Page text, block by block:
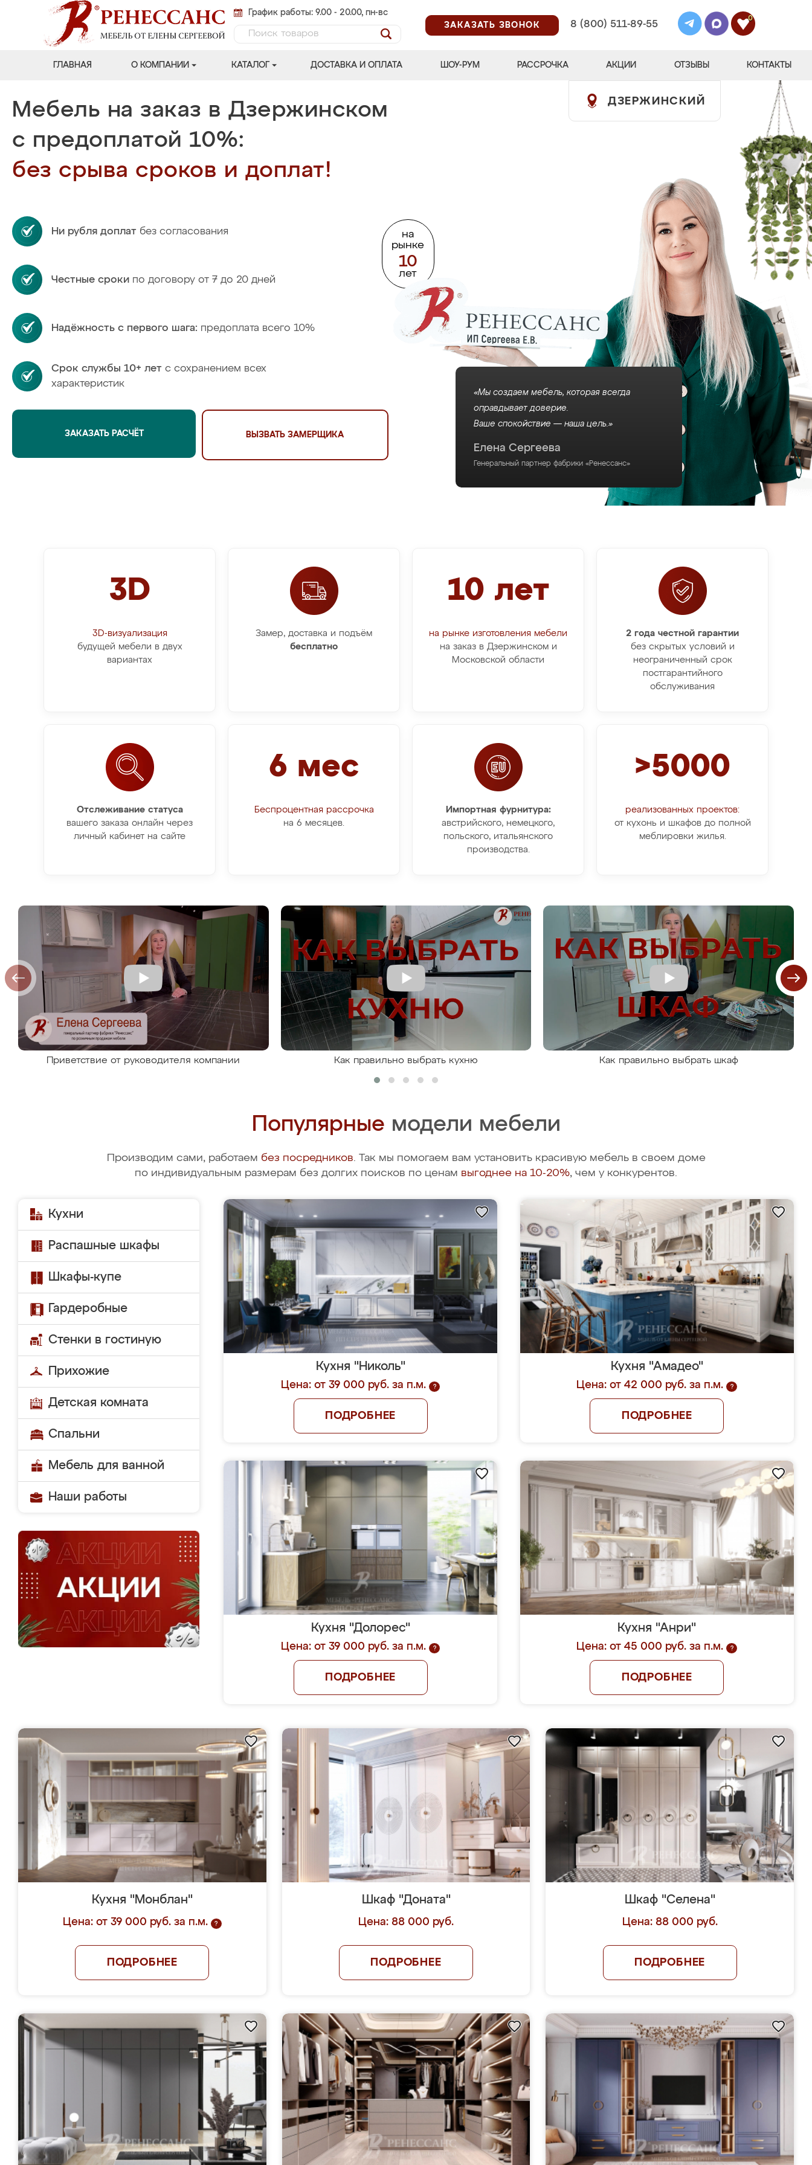
График работы: 9.00 - 20.00, пн-вс
ЗАКАЗАТЬ ЗВОНОК
8 (800) 511-89-55
0
ГЛАВНАЯ О КОМПАНИИ КАТАЛОГ ДОСТАВКА И ОПЛАТА ШОУ-РУМ РАССРОЧКА АКЦИИ ОТЗЫВЫ КОНТАКТЫ
ДЗЕРЖИНСКИЙ
на
рынке
10
лет
Мебель на заказ в Дзержинском
с предоплатой 10%:
без срыва сроков и доплат!
Ни рубля доплат без согласования
Честные сроки по договору от 7 до 20 дней
Надёжность с первого шага: предоплата всего 10%
Срок службы 10+ лет с сохранением всех
характеристик
ЗАКАЗАТЬ РАСЧЁТ ВЫЗВАТЬ ЗАМЕРЩИКА
«Мы создаем мебель, которая всегда
оправдывает доверие.
Ваше спокойствие — наша цель.»
Елена Сергеева
Генеральный партнер фабрики «Ренессанс»
3D
3D-визуализация
будущей мебели в двух
вариантах
Замер, доставка и подъём
бесплатно
10 лет
на рынке изготовления мебели
на заказ в Дзержинском и
Московской области
2 года честной гарантии
без скрытых условий и
неограниченный срок
постгарантийного
обслуживания
Отслеживание статуса
вашего заказа онлайн через
личный кабинет на сайте
6 мес
Беспроцентная рассрочка
на 6 месяцев.
Импортная фурнитура:
австрийского, немецкого,
польского, итальянского
производства.
>5000
реализованных проектов:
от кухонь и шкафов до полной
меблировки жилья.
Приветствие от руководителя компании Как правильно выбрать кухню Как правильно выбрать шкаф
Популярные модели мебели
Производим сами, работаем без посредников. Так мы помогаем вам установить красивую мебель в своем доме
по индивидуальным размерам без долгих поисков по ценам выгоднее на 10-20%, чем у конкурентов.
Кухни
Распашные шкафы
Шкафы-купе
Гардеробные
Стенки в гостиную
Прихожие
Детская комната
Спальни
Мебель для ванной
Наши работы
Кухня "Николь"
Цена: от 39 000 руб. за п.м. ?
ПОДРОБНЕЕ
Кухня "Амадео"
Цена: от 42 000 руб. за п.м. ?
ПОДРОБНЕЕ
Кухня "Долорес"
Цена: от 39 000 руб. за п.м. ?
ПОДРОБНЕЕ
Кухня "Анри"
Цена: от 45 000 руб. за п.м. ?
ПОДРОБНЕЕ
Кухня "Монблан"
Цена: от 39 000 руб. за п.м. ?
ПОДРОБНЕЕ
Шкаф "Доната"
Цена: 88 000 руб.
ПОДРОБНЕЕ
Шкаф "Селена"
Цена: 88 000 руб.
ПОДРОБНЕЕ